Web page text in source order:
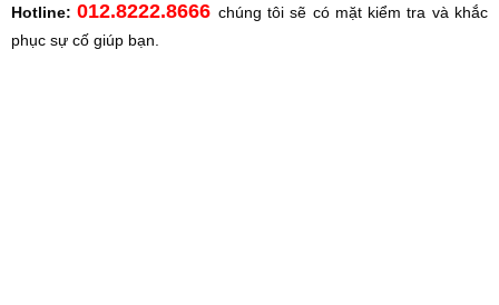
Hotline:012.8222.8666 chúng tôi sẽ có mặt kiểm tra và khắc
phục sự cố giúp bạn.